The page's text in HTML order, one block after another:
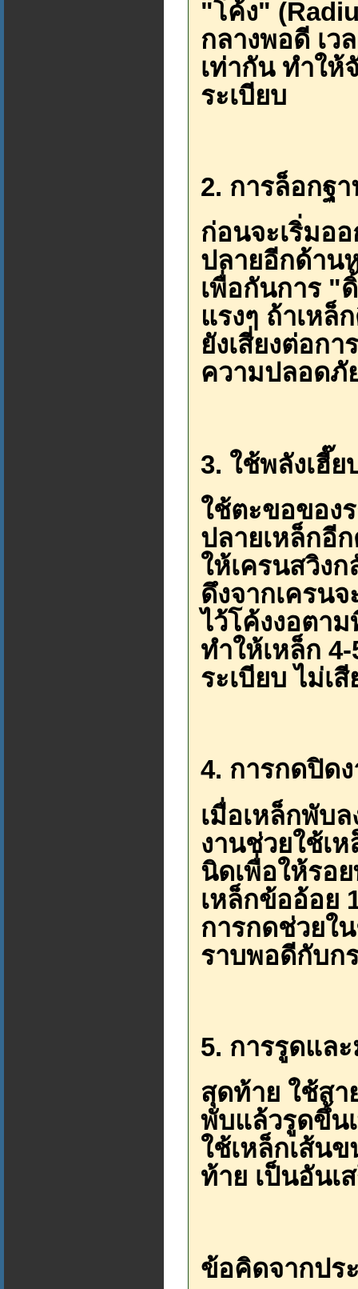
"โค้ง"
กลางพอดี เว
เท่ากัน ทำให้
ระเบียบ
2. การล็อกฐ
ก่อนจะเริ่มออ
ปลายอีกด้าน
เพื่อกันการ "
แรงๆ ถ้าเหล็
ยังเสี่ยงต่อก
ความปลอดภั
3. ใช้พลังเฮี๊
ใช้ตะขอของ
ปลายเหล็กอี
ให้เครนสวิง
ดึงจากเครน
ไว้โค้งงอตา
ทำให้เหล็ก
ระเบียบ ไม่เ
4. การกดปิด
เมื่อเหล็กพับ
งานช่วยใช้เ
นิดเพื่อให้รอ
เหล็กข้ออ้อย
การกดช่วยใ
ราบพอดีกับก
5. การรูดแล
สุดท้าย ใช้สา
พับแล้วรูดขึ้น
ใช้เหล็กเส้น
ท้าย เป็นอันเ
ข้อคิดจากปร